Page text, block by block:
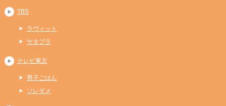
TBS
ラヴィット
サタプラ
テレビ東京
男子ごはん
ソレダメ